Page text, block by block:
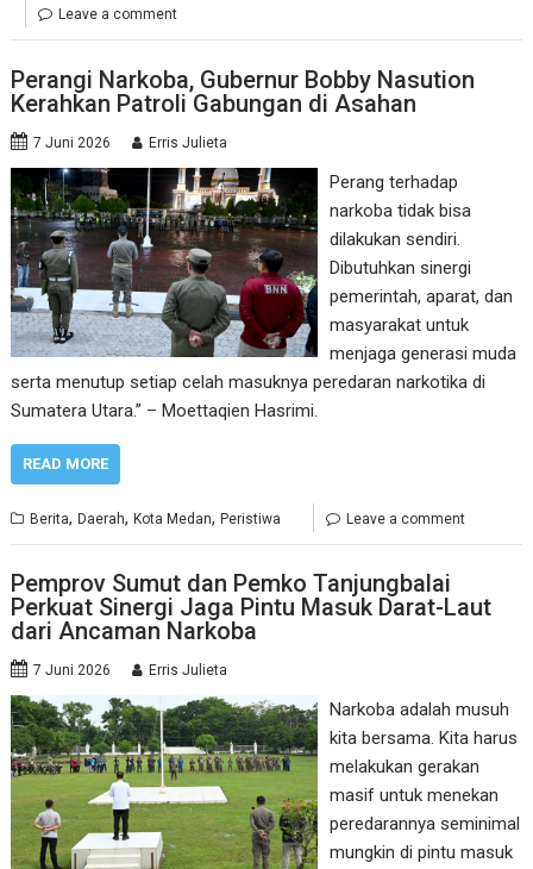
Leave a comment
Perangi Narkoba, Gubernur Bobby Nasution
Kerahkan Patroli Gabungan di Asahan
7 Juni 2026 Erris Julieta
Perang terhadap
narkoba tidak bisa
dilakukan sendiri.
Dibutuhkan sinergi
pemerintah, aparat, dan
masyarakat untuk
menjaga generasi muda
serta menutup setiap celah masuknya peredaran narkotika di
Sumatera Utara.” – Moettaqien Hasrimi.
READ MORE
Berita,Daerah,Kota Medan,Peristiwa Leave a comment
Pemprov Sumut dan Pemko Tanjungbalai
Perkuat Sinergi Jaga Pintu Masuk Darat-Laut
dari Ancaman Narkoba
7 Juni 2026 Erris Julieta
Narkoba adalah musuh
kita bersama. Kita harus
melakukan gerakan
masif untuk menekan
peredarannya seminimal
mungkin di pintu masuk